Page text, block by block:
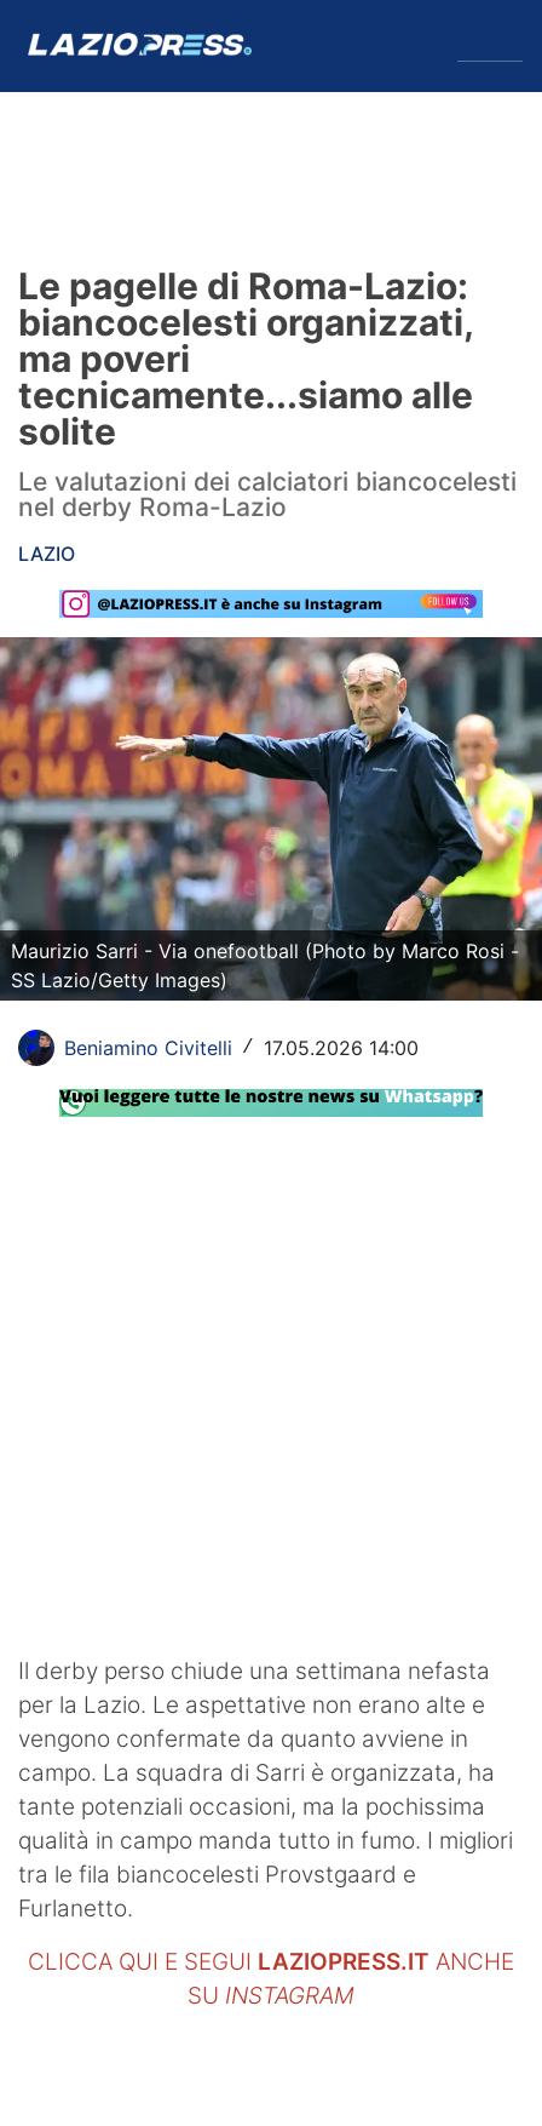
Formello
Infortuni
Primavera
Calciomercato
Lazio Women
Social
Calcio
Serie A
Champions League
Europa League
Altri Sport
Formula 1
Tennis
Vela
SHOP LAZIO
Le pagelle di Roma-Lazio:
biancocelesti organizzati,
ma poveri
tecnicamente...siamo alle
solite
Le valutazioni dei calciatori biancocelesti
nel derby Roma-Lazio
LAZIO
Maurizio Sarri - Via onefootball (Photo by Marco Rosi -
SS Lazio/Getty Images)
Beniamino Civitelli / 17.05.2026 14:00
Il derby perso chiude una settimana nefasta
per la Lazio. Le aspettative non erano alte e
vengono confermate da quanto avviene in
campo. La squadra di Sarri è organizzata, ha
tante potenziali occasioni, ma la pochissima
qualità in campo manda tutto in fumo. I migliori
tra le fila biancocelesti Provstgaard e
Furlanetto.
CLICCA QUI E SEGUI LAZIOPRESS.IT ANCHE
SU INSTAGRAM